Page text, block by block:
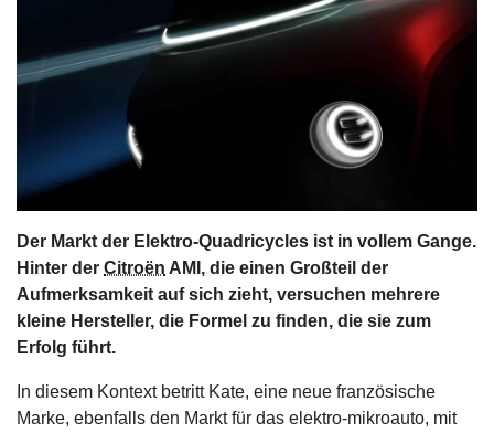
Der Markt der Elektro-Quadricycles ist in vollem Gange.
Hinter der Citroën AMI, die einen Großteil der
Aufmerksamkeit auf sich zieht, versuchen mehrere
kleine Hersteller, die Formel zu finden, die sie zum
Erfolg führt.
In diesem Kontext betritt Kate, eine neue französische
Marke, ebenfalls den Markt für das elektro-mikroauto, mit